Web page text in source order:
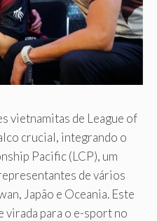
vietnamitas de League of
crucial, integrando o
Pacific (LCP), um
de vários
Japão e Oceania. Este
virada para o e-sport no